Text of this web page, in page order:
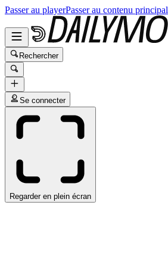
Passer au playerPasser au contenu principal
Rechercher
Se connecter
Regarder en plein écran